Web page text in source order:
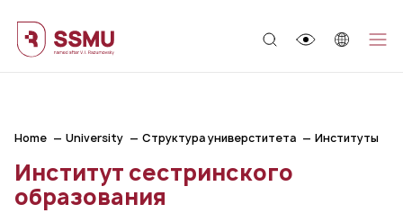
Home University Структура универститета Институты
Институт сестринского
образования